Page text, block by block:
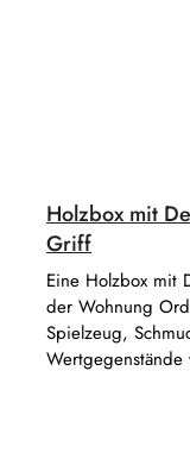
Holzbox mit
Griff
Eine Holzbox mit
der Wohnung
Spielzeug,
Wertgegenstände